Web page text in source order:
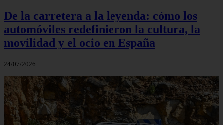
De la carretera a la leyenda: cómo los
automóviles redefinieron la cultura, la
movilidad y el ocio en España
24/07/2026